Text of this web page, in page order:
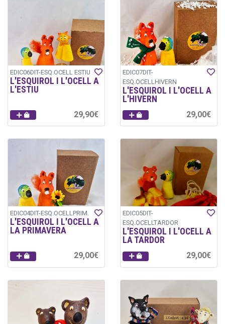
EDIC06DIT-ESQ.OCELL ESTIU
L'ESQUIROL I L'OCELL A
L'ESTIU
29,90€
EDIC07DIT-
ESQ.OCELLHIVERN
L'ESQUIROL I L'OCELL A
L'HIVERN
29,00€
EDIC04DIT-ESQ.OCELLPRIM.
L'ESQUIROL I L'OCELL A
LA PRIMAVERA
29,00€
EDIC05DIT-
ESQ.OCELLTARDOR
L'ESQUIROL I L'OCELL A
LA TARDOR
29,00€